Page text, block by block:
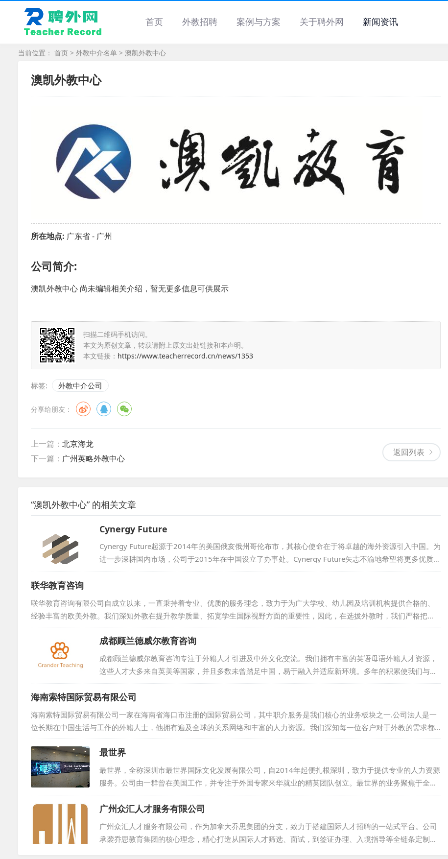
首页 外教招聘 案例与方案 关于聘外网 新闻资讯
当前位置： 首页 > 外教中介名单 > 澳凯外教中心
澳凯外教中心
所在地点: 广东省 - 广州
公司简介:
澳凯外教中心 尚未编辑相关介绍，暂无更多信息可供展示
扫描二维码手机访问。
本文为原创文章，转载请附上原文出处链接和本声明。
本文链接： https://www.teacherrecord.cn/news/1353
标签: 外教中介公司
分享给朋友：
返回列表
上一篇： 北京海龙
下一篇： 广州英略外教中心
“澳凯外教中心” 的相关文章
Cynergy Future
Cynergy Future起源于2014年的美国俄亥俄州哥伦布市，其核心使命在于将卓越的海外资源引入中国。为
进一步深耕国内市场，公司于2015年在中国设立了办事处。Cynergy Future矢志不渝地希望将更多优质的
海外资源引入中国，通过教育的桥梁，让中国的学子们能够亲身体验并领略世界的广阔与多彩。依托中美
域的深度交融与发展。...
联华教育咨询
联华教育咨询有限公司自成立以来，一直秉持着专业、优质的服务理念，致力于为广大学校、幼儿园及培训机构提供合格的、
经验丰富的欧美外教。我们深知外教在提升教学质量、拓宽学生国际视野方面的重要性，因此，在选拔外教时，我们严格把
关，确保每一位外教都具备优秀的专业素养和教学能力。同时，我们也注重外教的文化适应能力和沟通能力，以确保他们能够
更好地融入中国的教学环境，为学生提供更加优质的教学服务。...
成都顾兰德威尔教育咨询
成都顾兰德威尔教育咨询专注于外籍人才引进及中外文化交流。我们拥有丰富的英语母语外籍人才资源，
这些人才大多来自英美等国家，并且多数未曾踏足中国，易于融入并适应新环境。多年的积累使我们与众
多国外机构和个人建立了紧密合作关系，确保能够长期稳定地提供优秀人才。我们的服务收费合理，符合
市场行情。如果您有招聘需求，无论是学校还是其他机构，都可与我们取得联系，我们将为您提供详细的
信息和专业的咨询，共同推动中外文化交流与教育事业的发展。...
海南索特国际贸易有限公司
海南索特国际贸易有限公司一家在海南省海口市注册的国际贸易公司，其中职介服务是我们核心的业务板块之一.公司法人是一
位长期在中国生活与工作的外籍人士，他拥有遍及全球的关系网络和丰富的人力资源。我们深知每一位客户对于外教的需求都
是独特且个性化的，因此，我们致力于整合各方资源，按照您的具体要求，为您精心挑选并推荐最合适的人才。请相信我们的
专业与实力，我们定将竭尽全力，确保您得到满意的服务。期待与您的合作，共同开创美好的未来！...
最世界
最世界，全称深圳市最世界国际文化发展有限公司，自2014年起便扎根深圳，致力于提供专业的人力资源
服务。公司由一群曾在美国工作，并专注于外国专家来华就业的精英团队创立。最世界的业务聚焦于全球
中高端国际人才的寻访、外国专家的就业安排、人才评估和引进等方面，涵盖科学、教育、文化、卫生、
商业等多个领域。我们的服务网络遍布全球30多个国家和地区，尤其在北美和欧洲设有多个合作招聘基
地，同时在国内也拥有广泛的外国人才社区资源。凭借多年积累，我们构建了众多国内外招聘平台，并衍
生出丰富的精英人脉资源，形成了一座庞大的人才数据库。我们...
广州众汇人才服务有限公司
广州众汇人才服务有限公司，作为加拿大乔思集团的分支，致力于搭建国际人才招聘的一站式平台。公司
承袭乔思教育集团的核心理念，精心打造从国际人才筛选、面试，到签证办理、入境指导等全链条定制化